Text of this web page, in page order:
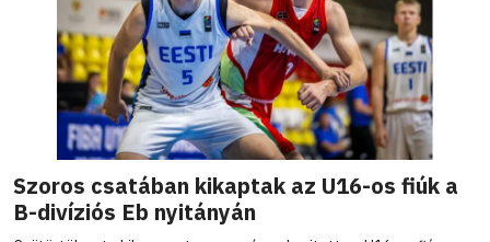
Szoros csatában kikaptak az U16-os fiúk a
B-divíziós Eb nyitányán